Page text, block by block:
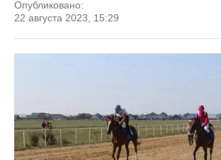
Опубликовано:
22 августа 2023, 15:29